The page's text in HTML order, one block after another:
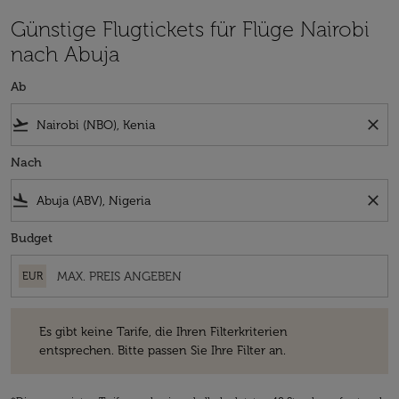
Günstige Flugtickets für Flüge Nairobi
nach Abuja
Ab
flight_takeoff close
Nach
flight_land close
Budget
EUR
Es gibt keine Tarife, die Ihren Filterkriterien
entsprechen. Bitte passen Sie Ihre Filter an.